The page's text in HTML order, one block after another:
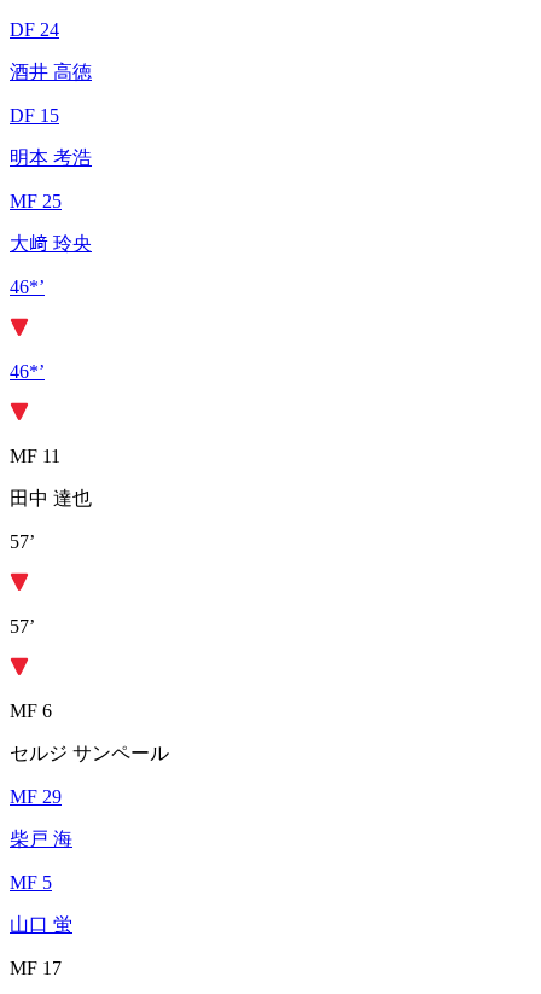
DF 24
酒井 高徳
DF 15
明本 考浩
MF 25
大﨑 玲央
46*’
46*’
MF 11
田中 達也
57’
57’
MF 6
セルジ サンペール
MF 29
柴戸 海
MF 5
山口 蛍
MF 17